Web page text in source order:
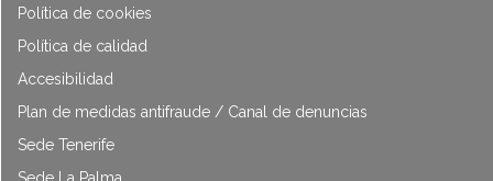
Política de cookies
Política de calidad
Accesibilidad
Plan de medidas antifraude / Canal de denuncias
Sede Tenerife
Sede La Palma